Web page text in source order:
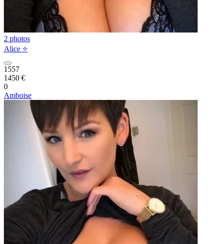
2 photos
Alice ⭐️
1557
1450 €
0
Amboise